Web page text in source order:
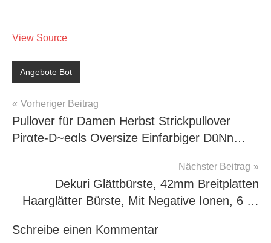
View Source
Angebote Bot
Beitragsnavigation
Vorheriger Beitrag
Pullover für Damen Herbst Strickpullover
Pirαtе-D~еαls Oversize Einfarbiger DüNn…
Nächster Beitrag
Dekuri Glättbürste, 42mm Breitplatten
Haarglätter Bürste, Mit Negative Ionen, 6 …
Schreibe einen Kommentar